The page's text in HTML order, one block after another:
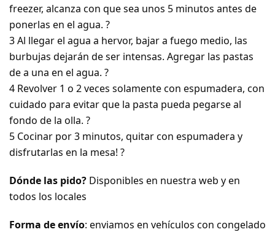
freezer, alcanza con que sea unos 5 minutos antes de
ponerlas en el agua. ?
3Al llegar el agua a hervor, bajar a fuego medio, las
burbujas dejarán de ser intensas. Agregar las pastas
de a una en el agua. ?
4 Revolver 1 o 2 veces solamente con espumadera, con
cuidado para evitar que la pasta pueda pegarse al
fondo de la olla. ?
5 Cocinar por 3 minutos, quitar con espumadera y
disfrutarlas en la mesa! ?
Dónde las pido? Disponibles en nuestra web y en
todos los locales
Forma de envío: enviamos en vehículos con congelado